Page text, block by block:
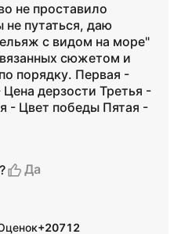
не проставило
путаться, даю
с видом на море"
сюжетом и
порядку. Первая -
дерзости Третья -
- Цвет победы Пятая -
Да
+20712